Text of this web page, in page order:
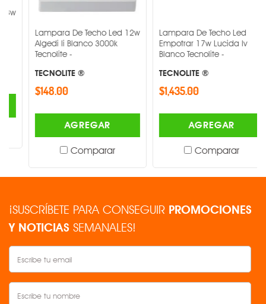
Lampara De Techo Led 12w
Algedi Ii Blanco 3000k
Tecnolite -
TECNOLITE ®
$148.00
AGREGAR
Comparar
Lampara De Techo Led
Empotrar 17w Lucida Iv
Blanco Tecnolite -
TECNOLITE ®
$1,435.00
AGREGAR
Comparar
¡SUSCRÍBETE PARA CONSEGUIR PROMOCIONES
Y NOTICIAS SEMANALES!